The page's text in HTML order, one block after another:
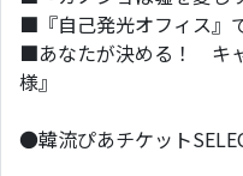
■『自己発光オフィス』
■あなたが決める！ キ
様』
●韓流ぴあチケット